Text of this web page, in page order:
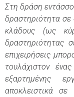
Στη δράση
δραστηριότητα σε
κλάδους (ως
δραστηριότητας
επιχειρήσεις
τουλάχιστον
εξαρτημένης
αποκλειστικά σε